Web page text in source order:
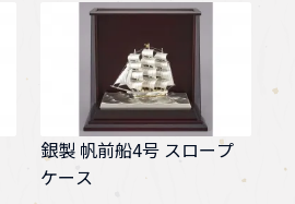
銀製 帆前船4号 スロープ
ケース